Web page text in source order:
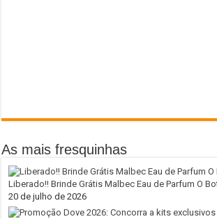
As mais fresquinhas
Liberado!! Brinde Grátis Malbec Eau de Parfum O
20 de julho de 2026